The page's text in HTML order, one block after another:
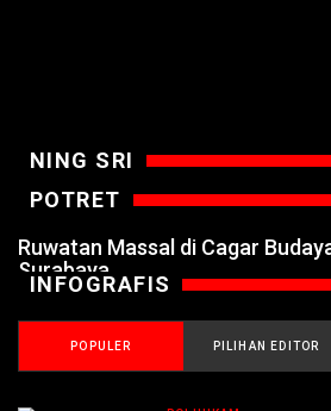
NING SRI
POTRET
Ruwatan Massal di Cagar
Surabaya
INFOGRAFIS
POPULER PILIHAN EDITOR